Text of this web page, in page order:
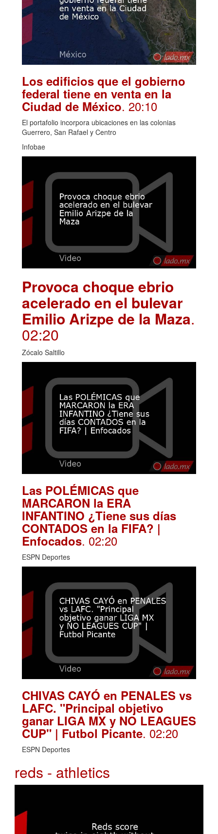
Los edificios que el gobierno
federal tiene en venta en la
Ciudad de México. 20:10
El portafolio incorpora ubicaciones en las colonias
Guerrero, San Rafael y Centro
Infobae
Provoca choque ebrio
acelerado en el bulevar
Emilio Arizpe de la Maza.
02:20
Zócalo Saltillo
Las POLÉMICAS que
MARCARON la ERA
INFANTINO ¿Tiene sus días
CONTADOS en la FIFA? |
Enfocados. 02:20
ESPN Deportes
CHIVAS CAYÓ en PENALES vs
LAFC. "Principal objetivo
ganar LIGA MX y NO LEAGUES
CUP" | Futbol Picante. 02:20
ESPN Deportes
reds - athletics